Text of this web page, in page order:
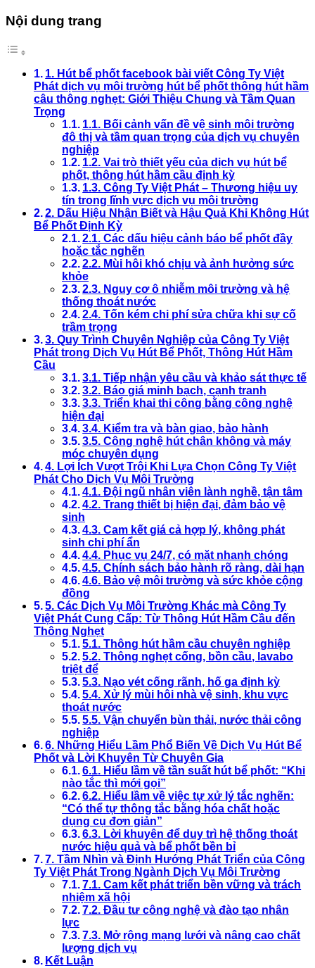
Nội dung trang
1. Hút bể phốt facebook bài viết Công Ty Việt
Phát dịch vụ môi trường hút bể phốt thông hút hầm
câu thông nghẹt: Giới Thiệu Chung và Tầm Quan
Trọng
1.1. Bối cảnh vấn đề vệ sinh môi trường
đô thị và tầm quan trọng của dịch vụ chuyên
nghiệp
1.2. Vai trò thiết yếu của dịch vụ hút bể
phốt, thông hút hầm cầu định kỳ
1.3. Công Ty Việt Phát – Thương hiệu uy
tín trong lĩnh vực dịch vụ môi trường
2. Dấu Hiệu Nhận Biết và Hậu Quả Khi Không Hút
Bể Phốt Định Kỳ
2.1. Các dấu hiệu cảnh báo bể phốt đầy
hoặc tắc nghẽn
2.2. Mùi hôi khó chịu và ảnh hưởng sức
khỏe
2.3. Nguy cơ ô nhiễm môi trường và hệ
thống thoát nước
2.4. Tốn kém chi phí sửa chữa khi sự cố
trầm trọng
3. Quy Trình Chuyên Nghiệp của Công Ty Việt
Phát trong Dịch Vụ Hút Bể Phốt, Thông Hút Hầm
Cầu
3.1. Tiếp nhận yêu cầu và khảo sát thực tế
3.2. Báo giá minh bạch, cạnh tranh
3.3. Triển khai thi công bằng công nghệ
hiện đại
3.4. Kiểm tra và bàn giao, bảo hành
3.5. Công nghệ hút chân không và máy
móc chuyên dụng
4. Lợi Ích Vượt Trội Khi Lựa Chọn Công Ty Việt
Phát Cho Dịch Vụ Môi Trường
4.1. Đội ngũ nhân viên lành nghề, tận tâm
4.2. Trang thiết bị hiện đại, đảm bảo vệ
sinh
4.3. Cam kết giá cả hợp lý, không phát
sinh chi phí ẩn
4.4. Phục vụ 24/7, có mặt nhanh chóng
4.5. Chính sách bảo hành rõ ràng, dài hạn
4.6. Bảo vệ môi trường và sức khỏe cộng
đồng
5. Các Dịch Vụ Môi Trường Khác mà Công Ty
Việt Phát Cung Cấp: Từ Thông Hút Hầm Cầu đến
Thông Nghẹt
5.1. Thông hút hầm cầu chuyên nghiệp
5.2. Thông nghẹt cống, bồn cầu, lavabo
triệt để
5.3. Nạo vét cống rãnh, hố ga định kỳ
5.4. Xử lý mùi hôi nhà vệ sinh, khu vực
thoát nước
5.5. Vận chuyển bùn thải, nước thải công
nghiệp
6. Những Hiểu Lầm Phổ Biến Về Dịch Vụ Hút Bể
Phốt và Lời Khuyên Từ Chuyên Gia
6.1. Hiểu lầm về tần suất hút bể phốt: “Khi
nào tắc thì mới gọi”
6.2. Hiểu lầm về việc tự xử lý tắc nghẽn:
“Có thể tự thông tắc bằng hóa chất hoặc
dụng cụ đơn giản”
6.3. Lời khuyên để duy trì hệ thống thoát
nước hiệu quả và bể phốt bền bỉ
7. Tầm Nhìn và Định Hướng Phát Triển của Công
Ty Việt Phát Trong Ngành Dịch Vụ Môi Trường
7.1. Cam kết phát triển bền vững và trách
nhiệm xã hội
7.2. Đầu tư công nghệ và đào tạo nhân
lực
7.3. Mở rộng mạng lưới và nâng cao chất
lượng dịch vụ
Kết Luận